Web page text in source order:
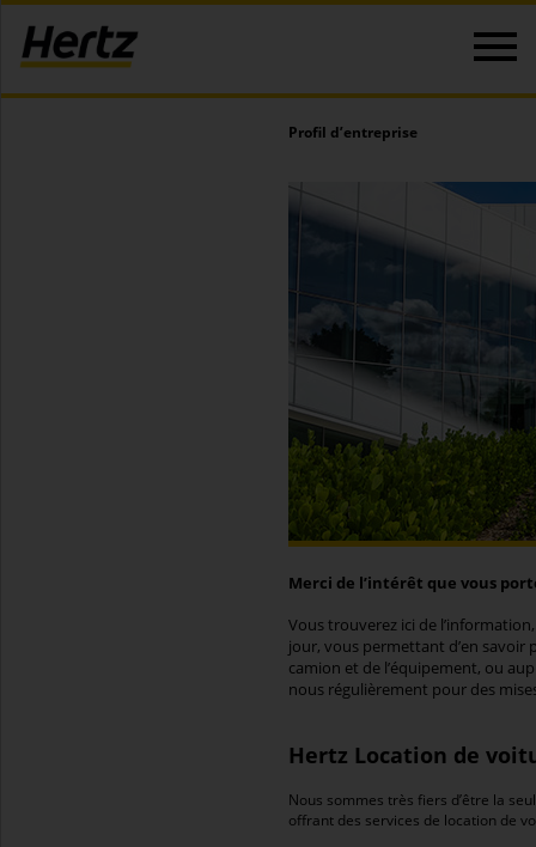
Profil d’entreprise
Merci de l’intérêt que vous
Vous trouverez ici de
jour, vous permettant d’en savoir
camion et de l’équipement, ou
nous régulièrement pour des
Hertz Location de
Nous sommes très fiers d’être la
offrant des services de location de